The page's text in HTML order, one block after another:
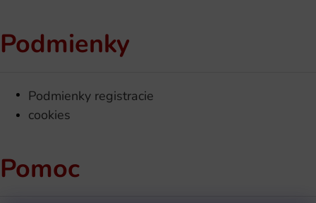
Podmienky
Podmienky registracie
cookies
Pomoc